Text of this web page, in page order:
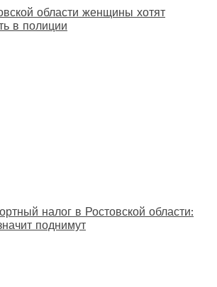
области женщины хотят
в полиции
налог в Ростовской области:
поднимут